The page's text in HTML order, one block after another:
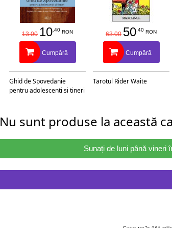
13.00 10 .40 RON
Cumpără
Ghid de Spovedanie
pentru adolescenti si tineri
63.00 50 .40 RON
Cumpără
Tarotul Rider Waite
Nu sunt produse la această
Sunați de luni până vineri